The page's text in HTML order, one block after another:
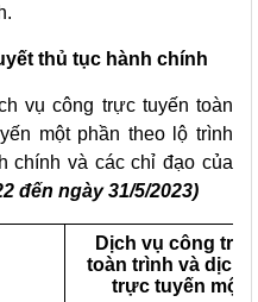
thủ tục hành chính
vụ công trực tuyến toàn
một phần theo lộ trình
chính và các chỉ đạo của
đến ngày 31/5/2023)
Dịch vụ công
toàn trình và dịch
trực tuyến một